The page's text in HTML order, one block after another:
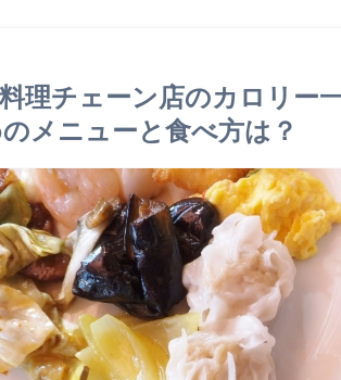
理チェーン店のカロリー
メニューと食べ方は？